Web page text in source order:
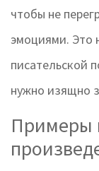
чтобы не
эмоциями. Это
писательской
нужно изящно
Примеры